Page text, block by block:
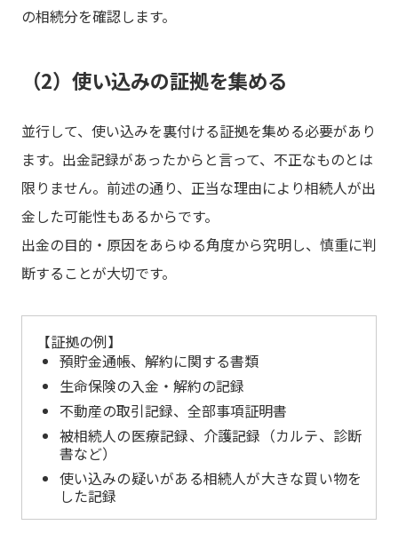
の相続分を確認します。
（2）使い込みの証拠を集める
並行して、使い込みを裏付ける証拠を集める必要があり
ます。出金記録があったからと言って、不正なものとは
限りません。前述の通り、正当な理由により相続人が出
金した可能性もあるからです。
出金の目的・原因をあらゆる角度から究明し、慎重に判
断することが大切です。
【証拠の例】
預貯金通帳、解約に関する書類
生命保険の入金・解約の記録
不動産の取引記録、全部事項証明書
被相続人の医療記録、介護記録（カルテ、診断
書など）
使い込みの疑いがある相続人が大きな買い物を
した記録